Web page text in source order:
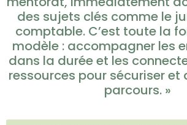
des sujets clés comme le
comptable. C’est toute la
modèle : accompagner les
dans la durée et les
ressources pour sécuriser et
parcours. »